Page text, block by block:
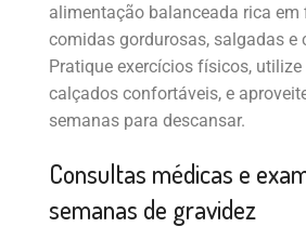
alimentação balanceada rica em
comidas gordurosas, salgadas e
Pratique exercícios físicos, utilize
calçados confortáveis, e
semanas para descansar.
Consultas médicas e
semanas de gravidez